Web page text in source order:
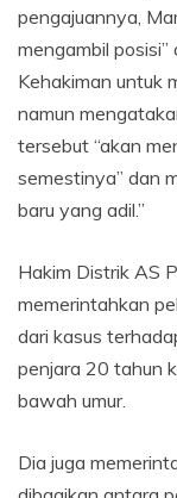
pengajuannya,
mengambil
Kehakiman untuk
namun
tersebut “akan
semestinya” dan
baru yang adil.”
Hakim Distrik AS
memerintahkan
dari kasus
penjara 20 tahun
bawah umur.
Dia juga